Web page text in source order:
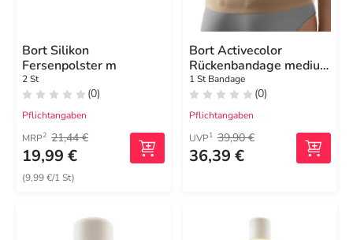
Bort Silikon
Fersenpolster m
2 St
(0)
Pflichtangaben
MRP2 21,44 €
19,99 €
(9,99 €/1 St)
Bort Activecolor
Rückenbandage medium
haut
1 St Bandage
(0)
Pflichtangaben
UVP1 39,90 €
36,39 €